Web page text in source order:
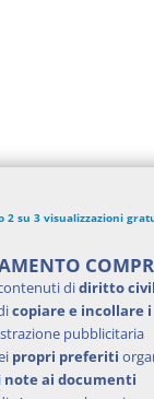
2 su 3 visualizzazioni
didiritto
copiare e incollare
pubblicitaria
propri preferiti
note ai documenti